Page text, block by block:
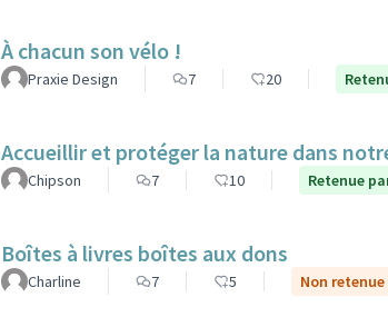
À chacun son vélo !
Praxie Design 7 20
Accueillir et protéger la nature dans
Chipson 7 10 Retenue
Boîtes à livres boîtes aux dons
Charline 7 5 Non